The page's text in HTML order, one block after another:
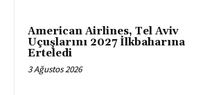
American Airlines, Tel Aviv
Uçuşlarını 2027 İlkbaharına
Erteledi
3 Ağustos 2026